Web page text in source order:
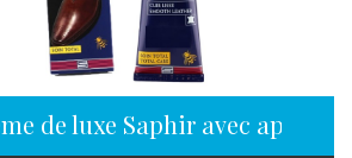
de luxe Saphir avec